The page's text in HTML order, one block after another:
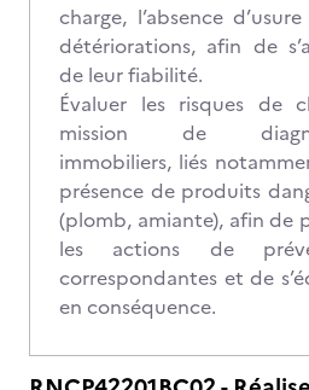
charge, l’absence
détériorations, afin de
de leur fiabilité.
Évaluer les risques de
mission de
immobiliers, liés
présence de produits
(plomb, amiante), afin de
les actions de
correspondantes et de
en conséquence.